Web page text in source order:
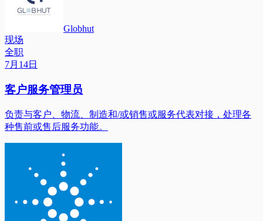
Globhut
现场
全职
7月14日
客户服务管理员
负责与客户、物流、制造和/或销售或服务代表对接，处理各
种售前或售后服务功能。